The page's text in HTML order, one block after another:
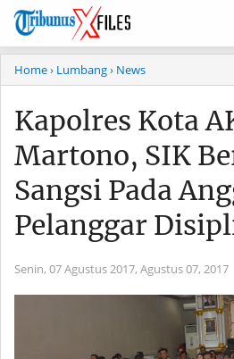
Home› Lumbang› News
Kapolres Kota
Martono, SIK
Sangsi Pada
Pelanggar
Senin, 07 Agustus 2017, Agustus 07, 2017